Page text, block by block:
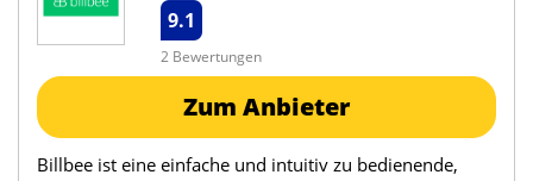
9.1
2 Bewertungen
Zum Anbieter
Billbee ist eine einfache und intuitiv zu bedienende,